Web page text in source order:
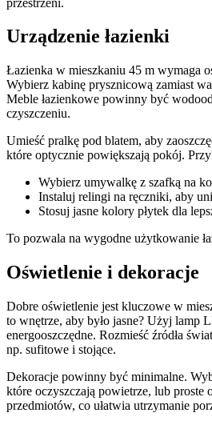
Urządzenie łazienki
Łazienka w mieszkaniu 45 m wymaga
Wybierz kabinę prysznicową zamiast
Meble łazienkowe powinny być
czyszczeniu.
Umieść pralkę pod blatem, aby
które optycznie powiększają pokój.
Wybierz umywalkę z szafką na
Instaluj relingi na ręczniki, aby
Stosuj jasne kolory płytek dla
To pozwala na wygodne użytkowanie
Oświetlenie i dekoracje
Dobre oświetlenie jest kluczowe w
to wnętrze, aby było jasne? Użyj lamp
energooszczędne. Rozmieść źródła
np. sufitowe i stojące.
Dekoracje powinny być minimalne.
które oczyszczają powietrze, lub proste
przedmiotów, co ułatwia utrzymanie